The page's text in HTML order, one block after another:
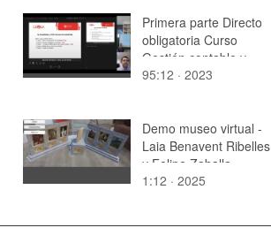
Primera parte Directo
obligatoria Curso
Gestión contable y
Fiscal
95:12 · 2023
Demo museo virtual -
Laia Benavent Ribelles
y Felipe Zaballa
Martínez
1:12 · 2025